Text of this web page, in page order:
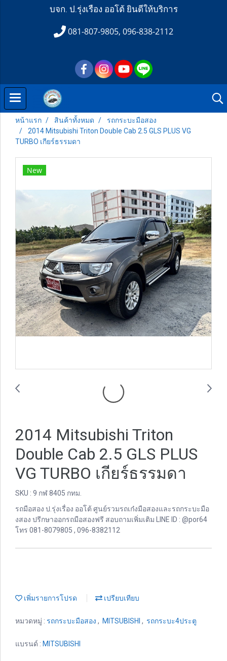
บจก. ป.รุ่งเรือง ออโต้ ยินดีให้บริการ
081-807-9805, 096-838-2112
หน้าแรก สินค้าทั้งหมด
รถกระบะมือสอง
2014 Mitsubishi Triton Double Cab 2.5 GLS PLUS VG
TURBO เกียร์ธรรมดา
New
2014 Mitsubishi Triton
Double Cab 2.5 GLS PLUS
VG TURBO เกียร์ธรรมดา
SKU : 9 กฬ 8405 กทม.
รถมือสอง ป.รุ่งเรื่อง ออโต้ ศูนย์รวมรถเก๋งมือสองและรถกระบะมือ
งสอง ปรีกษาออกรถมือสองฟรี สอบถามเพิ่มเติม LINE ID : @por64
โทร 081-8079805 , 096-8382112
เพิ่มรายการโปรด เปรียบเทียบ
หมวดหมู่ : รถกระบะมือสอง , MITSUBISHI , รถกระบะ4ประตู
แบรนด์ : MITSUBISHI